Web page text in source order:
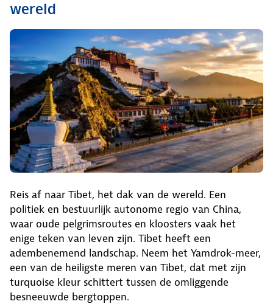
wereld
Reis af naar Tibet, het dak van de wereld. Een
politiek en bestuurlijk autonome regio van China,
waar oude pelgrimsroutes en kloosters vaak het
enige teken van leven zijn. Tibet heeft een
adembenemend landschap. Neem het Yamdrok-meer,
een van de heiligste meren van Tibet, dat met zijn
turquoise kleur schittert tussen de omliggende
besneeuwde bergtoppen.